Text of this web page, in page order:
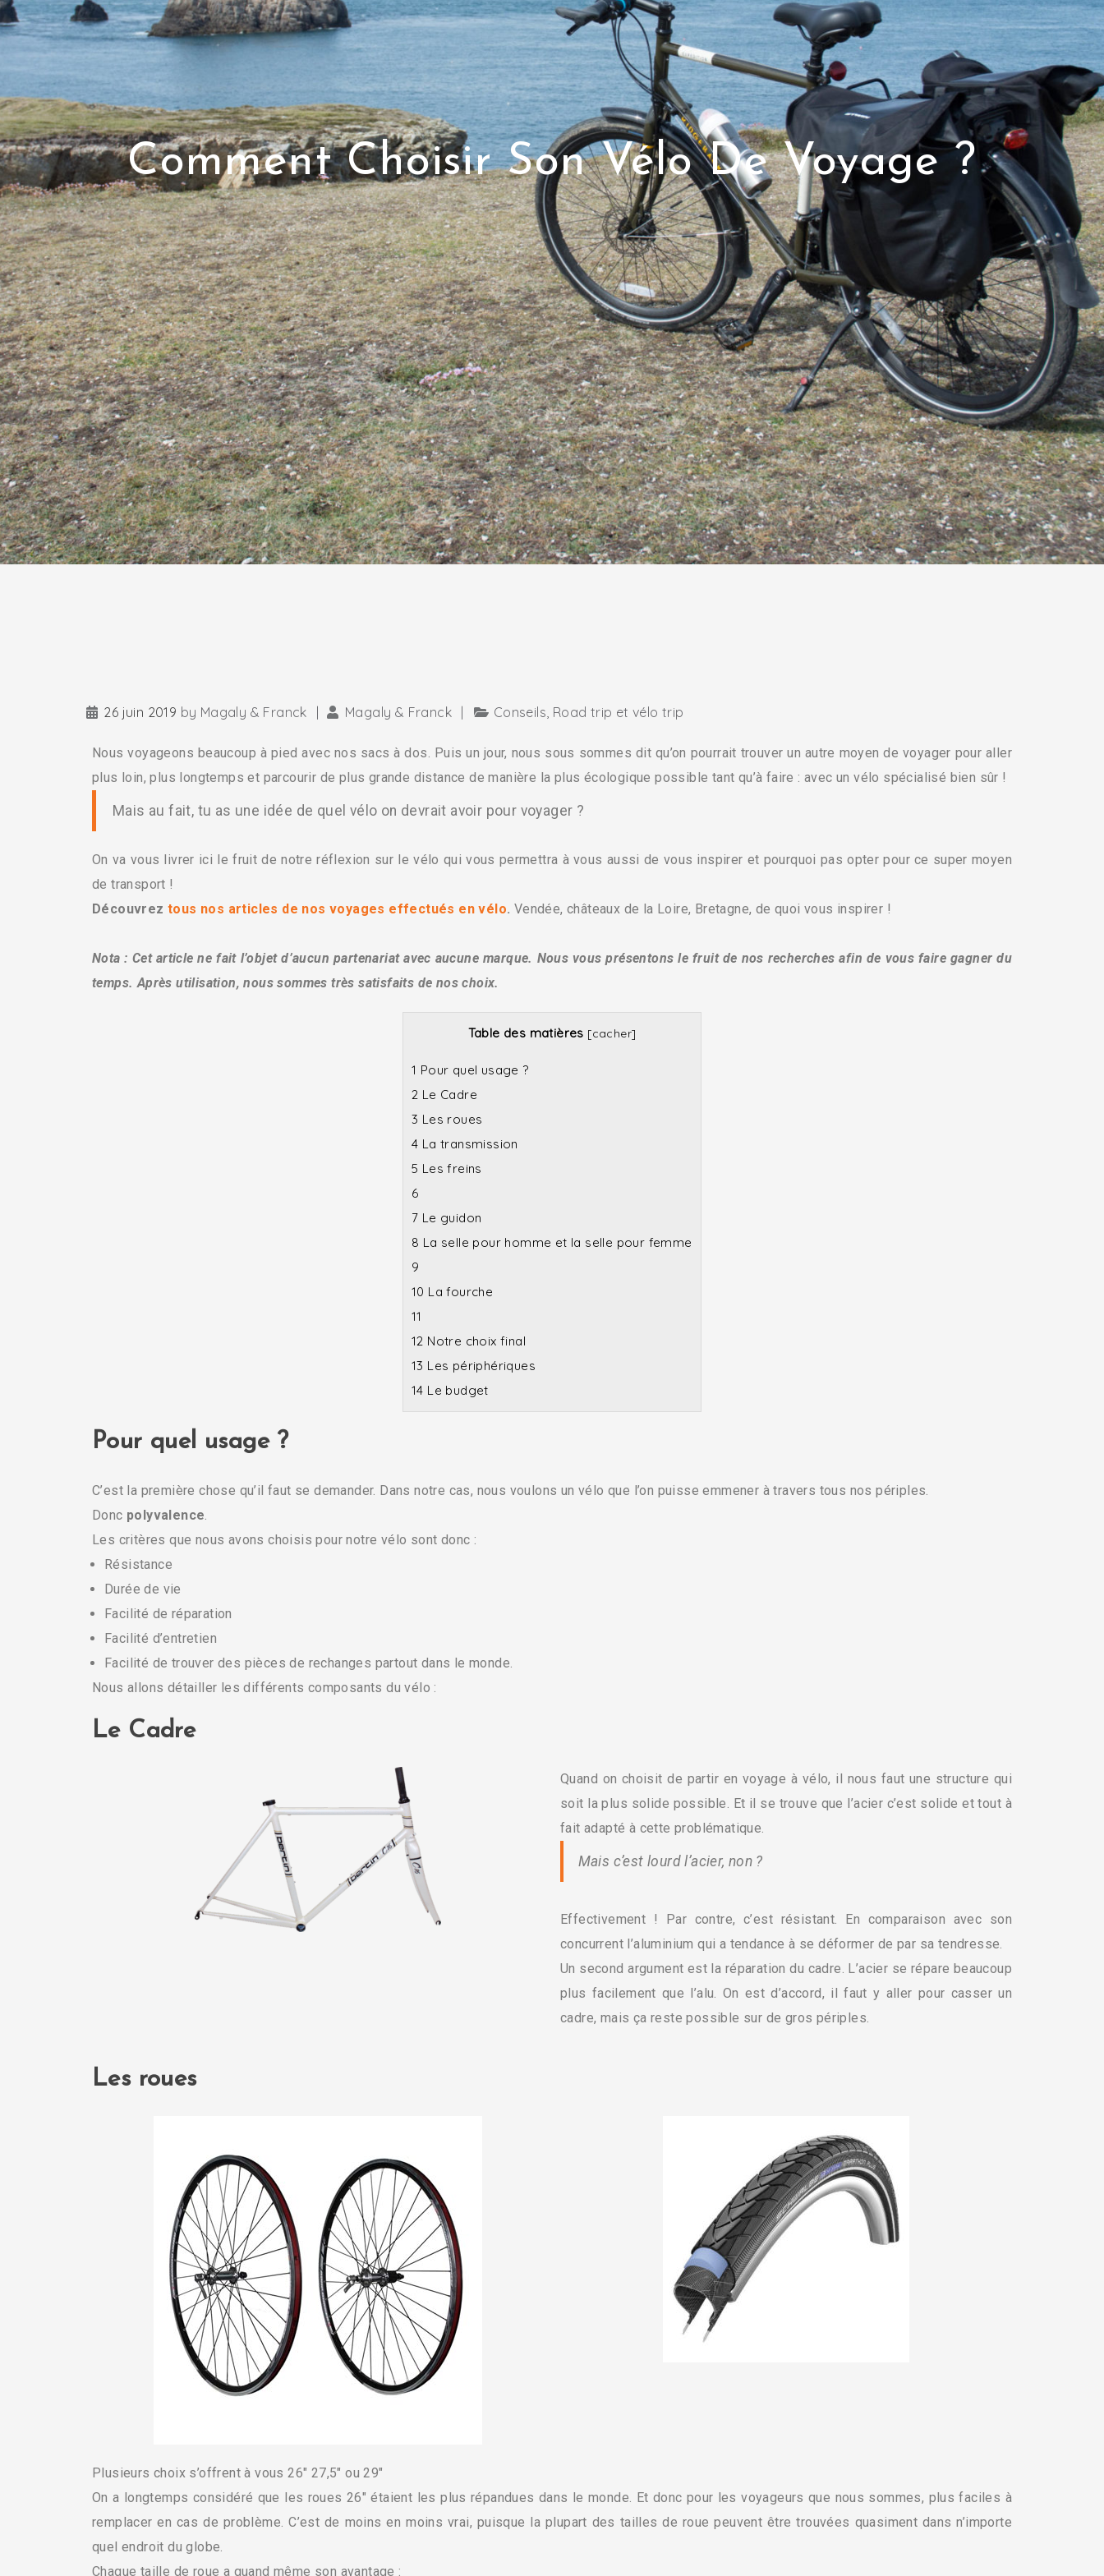
Comment Choisir Son Vélo De Voyage ?
26 juin 2019 by Magaly & Franck Magaly & Franck Conseils, Road trip et vélo trip
Nous voyageons beaucoup à pied avec nos sacs à dos. Puis un jour, nous sous sommes dit qu’on pourrait trouver un autre moyen de voyager pour aller
plus loin, plus longtemps et parcourir de plus grande distance de manière la plus écologique possible tant qu’à faire : avec un vélo spécialisé bien sûr !
Mais au fait, tu as une idée de quel vélo on devrait avoir pour voyager ?
On va vous livrer ici le fruit de notre réflexion sur le vélo qui vous permettra à vous aussi de vous inspirer et pourquoi pas opter pour ce super moyen
de transport !
Découvreztous nos articles de nos voyages effectués en vélo. Vendée, châteaux de la Loire, Bretagne, de quoi vous inspirer !
Nota : Cet article ne fait l’objet d’aucun partenariat avec aucune marque. Nous vous présentons le fruit de nos recherches afin de vous faire gagner du
temps. Après utilisation, nous sommes très satisfaits de nos choix.
Table des matières [cacher]
1 Pour quel usage ?
2 Le Cadre
3 Les roues
4 La transmission
5 Les freins
6
7 Le guidon
8 La selle pour homme et la selle pour femme
9
10 La fourche
11
12 Notre choix final
13 Les périphériques
14 Le budget
Pour quel usage ?
C’est la première chose qu’il faut se demander. Dans notre cas, nous voulons un vélo que l’on puisse emmener à travers tous nos périples.
Donc polyvalence.
Les critères que nous avons choisis pour notre vélo sont donc :
Résistance
Durée de vie
Facilité de réparation
Facilité d’entretien
Facilité de trouver des pièces de rechanges partout dans le monde.
Nous allons détailler les différents composants du vélo :
Le Cadre
Quand on choisit de partir en voyage à vélo, il nous faut une structure qui
soit la plus solide possible. Et il se trouve que l’acier c’est solide et tout à
fait adapté à cette problématique.
Mais c’est lourd l’acier, non ?
Effectivement ! Par contre, c’est résistant. En comparaison avec son
concurrent l’aluminium qui a tendance à se déformer de par sa tendresse.
Un second argument est la réparation du cadre. L’acier se répare beaucoup
plus facilement que l’alu. On est d’accord, il faut y aller pour casser un
cadre, mais ça reste possible sur de gros périples.
Les roues
Plusieurs choix s’offrent à vous 26″ 27,5″ ou 29″
On a longtemps considéré que les roues 26″ étaient les plus répandues dans le monde. Et donc pour les voyageurs que nous sommes, plus faciles à
remplacer en cas de problème. C’est de moins en moins vrai, puisque la plupart des tailles de roue peuvent être trouvées quasiment dans n’importe
quel endroit du globe.
Chaque taille de roue a quand même son avantage :